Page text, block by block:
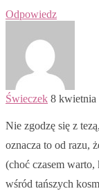
Odpowiedz
Świeczek 8 kwietnia
Nie zgodzę się z
oznacza to od razu,
(choć czasem
wśród tańszych